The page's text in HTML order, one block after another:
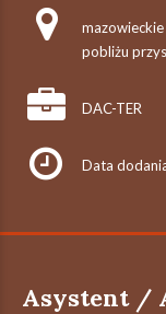
pobliżu
DAC-TER
Data
Asystent /